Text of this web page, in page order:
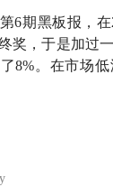
6期黑板报，
奖，于是加过
8%。在市场